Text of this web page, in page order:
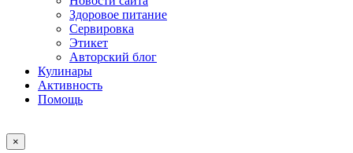
Здоровое питание
Сервировка
Этикет
Авторский блог
Кулинары
Активность
Помощь
×